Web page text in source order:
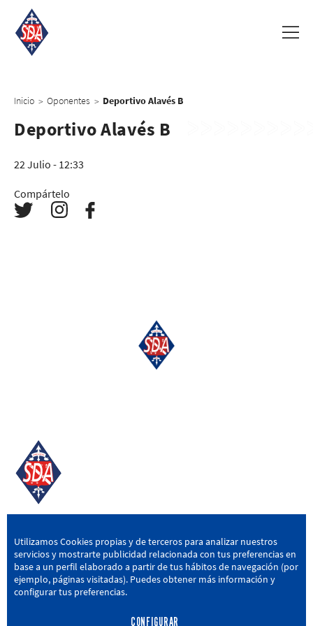
Inicio > Oponentes > Deportivo Alavés B
Deportivo Alavés B
22 Julio - 12:33
Compártelo
SD AMOREBIETA
San Miguel Kalea, 16, 48340 Amorebieta, Bizkaia
946 604 751 | sda@sdamorebieta.eus
Utilizamos Cookies propias y de terceros para analizar nuestros
servicios y mostrarte publicidad relacionada con tus preferencias en
base a un perfil elaborado a partir de tus hábitos de navegación (por
ejemplo, páginas visitadas). Puedes obtener más información y
configurar tus preferencias.
CONFIGURAR